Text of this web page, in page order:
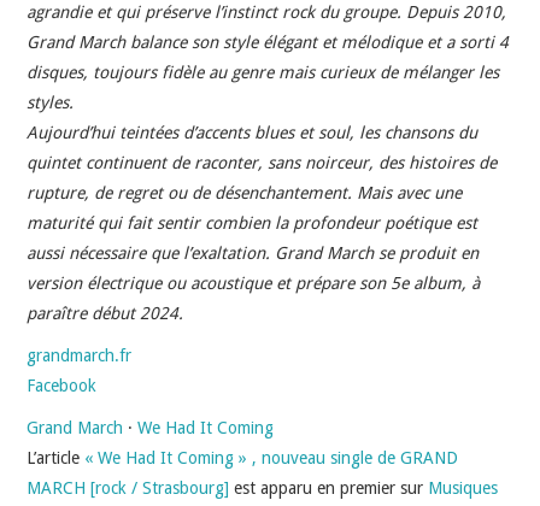
DOKO
agrandie et qui préserve l’instinct rock du groupe. Depuis 2010,
Grand March balance son style élégant et mélodique et a sorti 4
disques, toujours fidèle au genre mais curieux de mélanger les
styles.
Aujourd’hui teintées d’accents blues et soul, les chansons du
quintet continuent de raconter, sans noirceur, des histoires de
rupture, de regret ou de désenchantement. Mais avec une
maturité qui fait sentir combien la profondeur poétique est
aussi nécessaire que l’exaltation. Grand March se produit en
version électrique ou acoustique et prépare son 5e album, à
paraître début 2024.
grandmarch.fr
Facebook
Grand March ·We Had It Coming
L’article « We Had It Coming » , nouveau single de GRAND
MARCH [rock / Strasbourg] est apparu en premier sur Musiques